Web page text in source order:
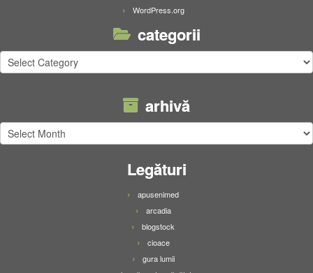
WordPress.org
categorii
categorii
arhivă
arhivă
Legături
apusenimed
arcadia
blogstock
cioace
gura lumii